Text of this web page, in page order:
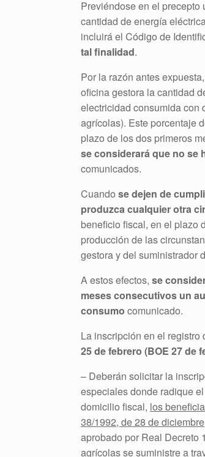
Previéndose en el
cantidad de energía
incluirá el Código de
tal finalidad.
Por la razón antes expuesta,
oficina gestora la cantidad
electricidad consumida con
agrícolas). Este porcentaje
plazo de los dos primeros
se considerará que no se
comunicados.
Cuando se dejen de
produzca cualquier otra
beneficio fiscal, en el plazo
producción de las
gestora y del suministrador
A estos efectos, se
meses consecutivos un
consumo comunicado.
La inscripción en el
25 de febrero (BOE 27 de
– Deberán solicitar la
especiales donde radique
domicilio fiscal, los
38/1992, de 28 de diciembre
aprobado por Real Decreto
agrícolas se suministre a